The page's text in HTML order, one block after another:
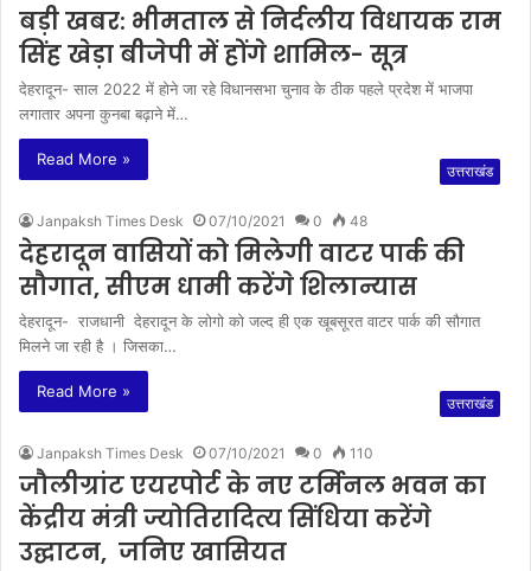
बड़ी खबर: भीमताल से निर्दलीय विधायक राम
सिंह खेड़ा बीजेपी में होंगे शामिल- सूत्र
देहरादून- साल 2022 में होने जा रहे विधानसभा चुनाव के ठीक पहले प्रदेश में भाजपा
लगातार अपना कुनबा बढ़ाने में…
Read More »
उत्तराखंड
Janpaksh Times Desk 07/10/2021 0 48
देहरादून वासियों को मिलेगी वाटर पार्क की
सौगात, सीएम धामी करेंगे शिलान्यास
देहरादून- राजधानी देहरादून के लोगो को जल्द ही एक खूबसूरत वाटर पार्क की सौगात
मिलने जा रही है । जिसका…
Read More »
उत्तराखंड
Janpaksh Times Desk 07/10/2021 0 110
जौलीग्रांट एयरपोर्ट के नए टर्मिनल भवन का
केंद्रीय मंत्री ज्योतिरादित्य सिंधिया करेंगे
उद्घाटन, जनिए खासियत